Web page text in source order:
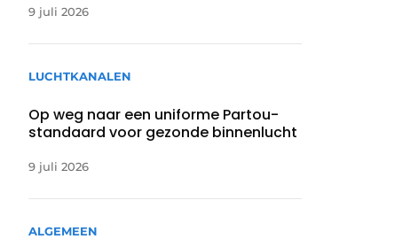
9 juli 2026
LUCHTKANALEN
Op weg naar een uniforme Partou-
standaard voor gezonde binnenlucht
9 juli 2026
ALGEMEEN